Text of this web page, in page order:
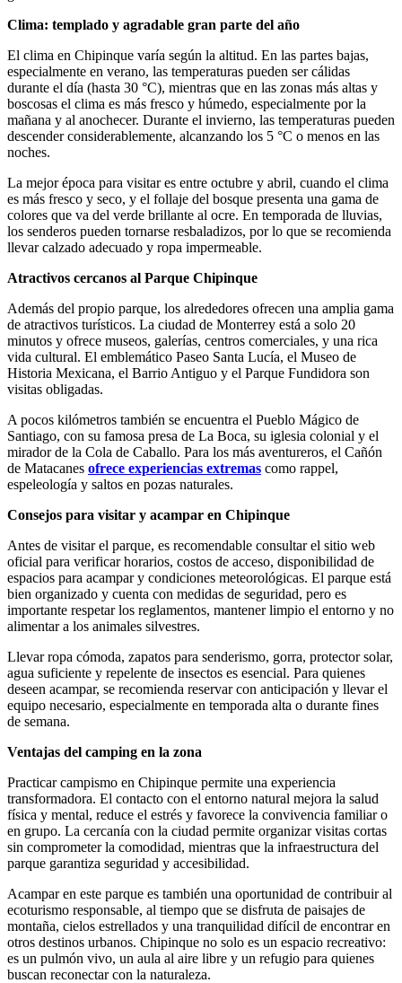
Clima: templado y agradable gran parte del año
El clima en Chipinque varía según la altitud. En las partes bajas,
especialmente en verano, las temperaturas pueden ser cálidas
durante el día (hasta 30 °C), mientras que en las zonas más altas y
boscosas el clima es más fresco y húmedo, especialmente por la
mañana y al anochecer. Durante el invierno, las temperaturas pueden
descender considerablemente, alcanzando los 5 °C o menos en las
noches.
La mejor época para visitar es entre octubre y abril, cuando el clima
es más fresco y seco, y el follaje del bosque presenta una gama de
colores que va del verde brillante al ocre. En temporada de lluvias,
los senderos pueden tornarse resbaladizos, por lo que se recomienda
llevar calzado adecuado y ropa impermeable.
Atractivos cercanos al Parque Chipinque
Además del propio parque, los alrededores ofrecen una amplia gama
de atractivos turísticos. La ciudad de Monterrey está a solo 20
minutos y ofrece museos, galerías, centros comerciales, y una rica
vida cultural. El emblemático Paseo Santa Lucía, el Museo de
Historia Mexicana, el Barrio Antiguo y el Parque Fundidora son
visitas obligadas.
A pocos kilómetros también se encuentra el Pueblo Mágico de
Santiago, con su famosa presa de La Boca, su iglesia colonial y el
mirador de la Cola de Caballo. Para los más aventureros, el Cañón
de Matacanes ofrece experiencias extremas como rappel,
espeleología y saltos en pozas naturales.
Consejos para visitar y acampar en Chipinque
Antes de visitar el parque, es recomendable consultar el sitio web
oficial para verificar horarios, costos de acceso, disponibilidad de
espacios para acampar y condiciones meteorológicas. El parque está
bien organizado y cuenta con medidas de seguridad, pero es
importante respetar los reglamentos, mantener limpio el entorno y no
alimentar a los animales silvestres.
Llevar ropa cómoda, zapatos para senderismo, gorra, protector solar,
agua suficiente y repelente de insectos es esencial. Para quienes
deseen acampar, se recomienda reservar con anticipación y llevar el
equipo necesario, especialmente en temporada alta o durante fines
de semana.
Ventajas del camping en la zona
Practicar campismo en Chipinque permite una experiencia
transformadora. El contacto con el entorno natural mejora la salud
física y mental, reduce el estrés y favorece la convivencia familiar o
en grupo. La cercanía con la ciudad permite organizar visitas cortas
sin comprometer la comodidad, mientras que la infraestructura del
parque garantiza seguridad y accesibilidad.
Acampar en este parque es también una oportunidad de contribuir al
ecoturismo responsable, al tiempo que se disfruta de paisajes de
montaña, cielos estrellados y una tranquilidad difícil de encontrar en
otros destinos urbanos. Chipinque no solo es un espacio recreativo:
es un pulmón vivo, un aula al aire libre y un refugio para quienes
buscan reconectar con la naturaleza.